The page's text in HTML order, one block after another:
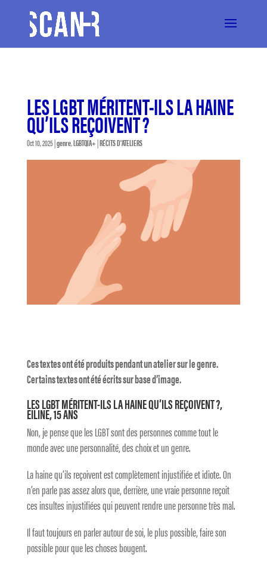
LES LGBT MÉRITENT-ILS LA HAINE
QU’ILS REÇOIVENT ?
Oct 10, 2025|genre,LGBTQIA+|RÉCITS D'ATELIERS
Ces textes ont été produits pendant un atelier sur le genre.
Certains textes ont été écrits sur base d’image.
LES LGBT MÉRITENT-ILS LA HAINE QU’ILS REÇOIVENT ?,
EILINE, 15 ANS
Non, je pense que les LGBT sont des personnes comme tout le
monde avec une personnalité, des choix et un genre.
La haine qu’ils reçoivent est complètement injustifiée et idiote. On
n’en parle pas assez alors que, derrière, une vraie personne reçoit
ces insultes injustifiées qui peuvent rendre une personne très mal.
Il faut toujours en parler autour de soi, le plus possible, faire son
possible pour que les choses bougent.